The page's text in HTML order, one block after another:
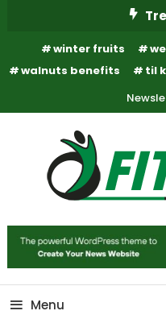
Contentwinter fruits
walnuts benefits
til
Fitness
Fitness Funda Tips
Menu